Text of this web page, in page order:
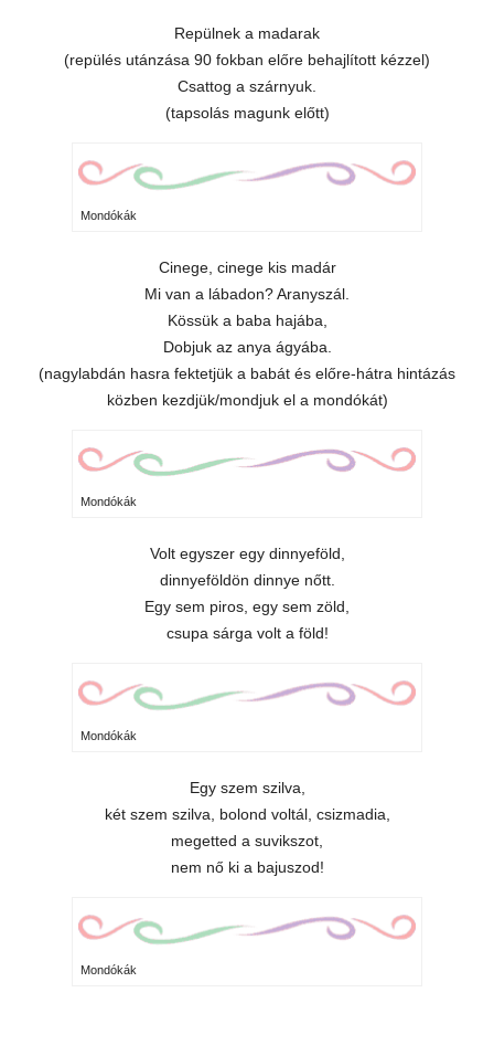
Repülnek a madarak
(repülés utánzása 90 fokban előre behajlított kézzel)
Csattog a szárnyuk.
(tapsolás magunk előtt)
Mondókák
Cinege, cinege kis madár
Mi van a lábadon? Aranyszál.
Kössük a baba hajába,
Dobjuk az anya ágyába.
(nagylabdán hasra fektetjük a babát és előre-hátra hintázás
közben kezdjük/mondjuk el a mondókát)
Mondókák
Volt egyszer egy dinnyeföld,
dinnyeföldön dinnye nőtt.
Egy sem piros, egy sem zöld,
csupa sárga volt a föld!
Mondókák
Egy szem szilva,
két szem szilva, bolond voltál, csizmadia,
megetted a suvikszot,
nem nő ki a bajuszod!
Mondókák